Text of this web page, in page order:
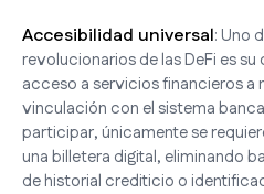
Accesibilidad universal: Uno
revolucionarios de las DeFi es
acceso a servicios financieros a
vinculación con el sistema
participar, únicamente se
una billetera digital, eliminando
de historial crediticio o